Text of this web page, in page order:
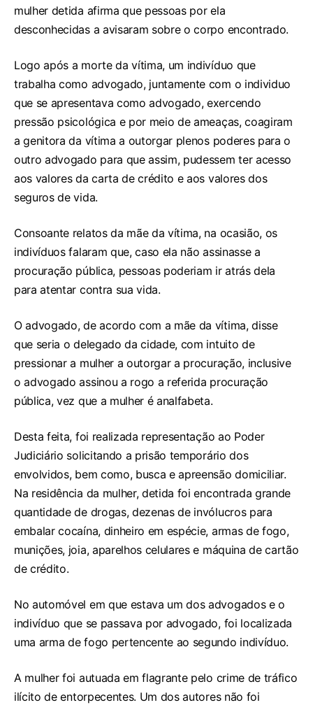
mulher detida afirma que pessoas por ela
desconhecidas a avisaram sobre o corpo encontrado.
Logo após a morte da vítima, um indivíduo que
trabalha como advogado, juntamente com o individuo
que se apresentava como advogado, exercendo
pressão psicológica e por meio de ameaças, coagiram
a genitora da vítima a outorgar plenos poderes para o
outro advogado para que assim, pudessem ter acesso
aos valores da carta de crédito e aos valores dos
seguros de vida.
Consoante relatos da mãe da vítima, na ocasião, os
indivíduos falaram que, caso ela não assinasse a
procuração pública, pessoas poderiam ir atrás dela
para atentar contra sua vida.
O advogado, de acordo com a mãe da vítima, disse
que seria o delegado da cidade, com intuito de
pressionar a mulher a outorgar a procuração, inclusive
o advogado assinou a rogo a referida procuração
pública, vez que a mulher é analfabeta.
Desta feita, foi realizada representação ao Poder
Judiciário solicitando a prisão temporário dos
envolvidos, bem como, busca e apreensão domiciliar.
Na residência da mulher, detida foi encontrada grande
quantidade de drogas, dezenas de invólucros para
embalar cocaína, dinheiro em espécie, armas de fogo,
munições, joia, aparelhos celulares e máquina de cartão
de crédito.
No automóvel em que estava um dos advogados e o
indivíduo que se passava por advogado, foi localizada
uma arma de fogo pertencente ao segundo indivíduo.
A mulher foi autuada em flagrante pelo crime de tráfico
ilícito de entorpecentes. Um dos autores não foi